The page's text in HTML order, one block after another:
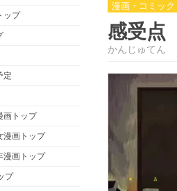
ップ
定
画トップ
漫画トップ
漫画トップ
プ
漫画・コミック
感受点
かんじゅてん